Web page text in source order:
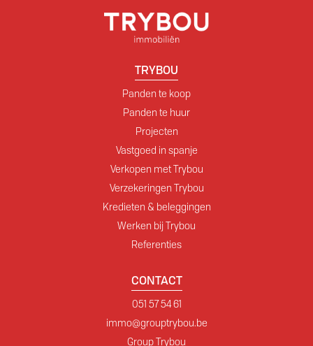
TRYBOU
Panden te koop
Panden te huur
Projecten
Vastgoed in spanje
Verkopen met Trybou
Verzekeringen Trybou
Kredieten & beleggingen
Werken bij Trybou
Referenties
CONTACT
051 57 54 61
immo@grouptrybou.be
Group Trybou